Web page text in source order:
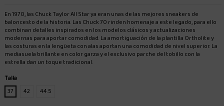
En 1970, las Chuck Taylor All Star ya eran unas de las mejores sneakers de
baloncesto de la historia. Las Chuck 70 rinden homenaje a este legado, para ello
combinan detalles inspirados en los modelos clásicos y actualizaciones
modernas para aportar comodidad. La amortiguación de la plantilla Ortholite y
las costuras en la lengüeta con alas aportan una comodidad de nivel superior. La
mediasuela brillante en color garza y el exclusivo parche del tobillo con la
estrella dan un toque tradicional.
Talla
37
42
44.5